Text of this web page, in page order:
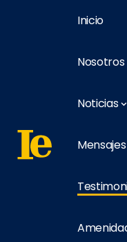
Inicio
Nosotros
Noticias
Mensajes